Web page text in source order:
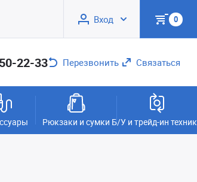
Вход 0
22-33 Перезвонить Связаться
Рюкзаки и сумки Б/У и трейд-ин